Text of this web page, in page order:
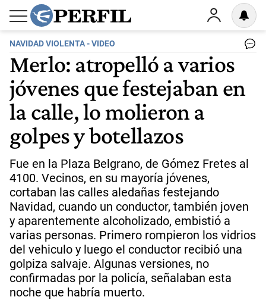
NAVIDAD VIOLENTA - VIDEO
Merlo: atropelló a varios
jóvenes que festejaban en
la calle, lo molieron a
golpes y botellazos
Fue en la Plaza Belgrano, de Gómez Fretes al
4100. Vecinos, en su mayoría jóvenes,
cortaban las calles aledañas festejando
Navidad, cuando un conductor, también joven
y aparentemente alcoholizado, embistió a
varias personas. Primero rompieron los vidrios
del vehiculo y luego el conductor recibió una
golpiza salvaje. Algunas versiones, no
confirmadas por la policía, señalaban esta
noche que habría muerto.